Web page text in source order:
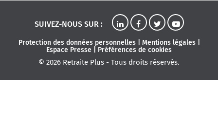
SUIVEZ-NOUS SUR :
Protection des données personnelles| Mentions légales|
Espace Presse
Préférences de cookies
© 2026 Retraite Plus - Tous droits réservés.